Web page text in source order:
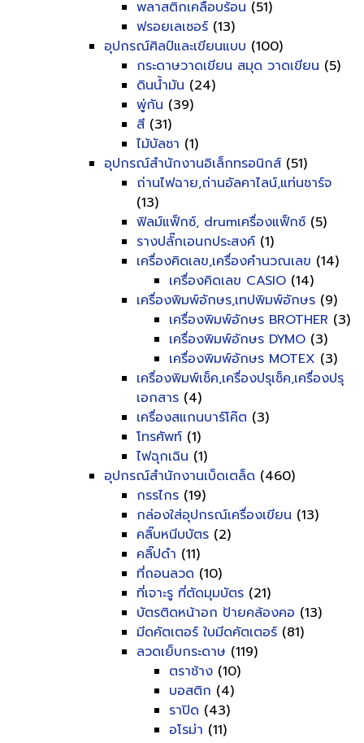
พลาสติกเคลือบร้อน (51)
ฟรอยเลเซอร์ (13)
อุปกรณ์ศิลป์และเขียนแบบ (100)
กระดาษวาดเขียน สมุด วาดเขียน (5)
ดินน้ำมัน (24)
พู่กัน (39)
สี (31)
ไม้บัลชา (1)
อุปกรณ์สำนักงานอิเล็กทรอนิกส์ (51)
ถ่านไฟฉาย,ถ่านอัลคาไลน์,แท่นชาร์จ
(13)
ฟิลม์แฟ็กซ์, drumเครื่องแฟ็กซ์ (5)
รางปลั๊กเอนกประสงค์ (1)
เครื่องคิดเลข,เครื่องคำนวณเลข (14)
เครื่องคิดเลข CASIO (14)
เครื่องพิมพ์อักษร,เทปพิมพ์อักษร (9)
เครื่องพิมพ์อักษร BROTHER (3)
เครื่องพิมพ์อักษร DYMO (3)
เครื่องพิมพ์อักษร MOTEX (3)
เครื่องพิมพ์เช็ค,เครื่องปรุเช็ค,เครื่องปรุ
เอกสาร (4)
เครื่องสแกนบาร์โค๊ต (3)
โทรศัพท์ (1)
ไฟฉุกเฉิน (1)
อุปกรณ์สำนักงานเบ็ดเตล็ด (460)
กรรไกร (19)
กล่องใส่อุปกรณ์เครื่องเขียน (13)
คลิ๊บหนีบบัตร (2)
คลิ๊ปดำ (11)
ที่ถอนลวด (10)
ที่เจาะรู ที่ตัดมุมบัตร (21)
บัตรติดหน้าอก ป้ายคล้องคอ (13)
มีดคัตเตอร์ ใบมีดคัตเตอร์ (81)
ลวดเย็บกระดาษ (119)
ตราช้าง (10)
บอสติก (4)
ราปิด (43)
อโรม่า (11)